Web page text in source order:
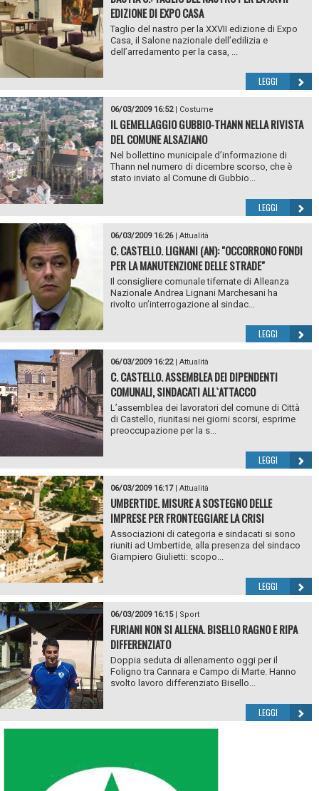
EDIZIONE DI EXPO CASA
Taglio del nastro per la XXVII edizione di Expo
Casa, il Salone nazionale dell’edilizia e
dell’arredamento per la casa, ...
LEGGI
06/03/2009 16:52| Costume
IL GEMELLAGGIO GUBBIO-THANN NELLA RIVISTA
DEL COMUNE ALSAZIANO
Nel bollettino municipale d’informazione di
Thann nel numero di dicembre scorso, che è
stato inviato al Comune di Gubbio...
LEGGI
06/03/2009 16:26| Attualità
C. CASTELLO. LIGNANI (AN): "OCCORRONO FONDI
PER LA MANUTENZIONE DELLE STRADE"
Il consigliere comunale tifernate di Alleanza
Nazionale Andrea Lignani Marchesani ha
rivolto un’interrogazione al sindac...
LEGGI
06/03/2009 16:22| Attualità
C. CASTELLO. ASSEMBLEA DEI DIPENDENTI
COMUNALI, SINDACATI ALL`ATTACCO
L’assemblea dei lavoratori del comune di Città
di Castello, riunitasi nei giorni scorsi, esprime
preoccupazione per la s...
LEGGI
06/03/2009 16:17| Attualità
UMBERTIDE. MISURE A SOSTEGNO DELLE
IMPRESE PER FRONTEGGIARE LA CRISI
Associazioni di categoria e sindacati si sono
riuniti ad Umbertide, alla presenza del sindaco
Giampiero Giulietti: scopo...
LEGGI
06/03/2009 16:15| Sport
FURIANI NON SI ALLENA. BISELLO RAGNO E RIPA
DIFFERENZIATO
Doppia seduta di allenamento oggi per il
Foligno tra Cannara e Campo di Marte. Hanno
svolto lavoro differenziato Bisello...
LEGGI